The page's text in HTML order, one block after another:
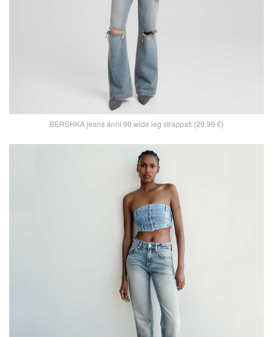
BERSHKA jeans anni 90 wide leg strappati (29,99 €)